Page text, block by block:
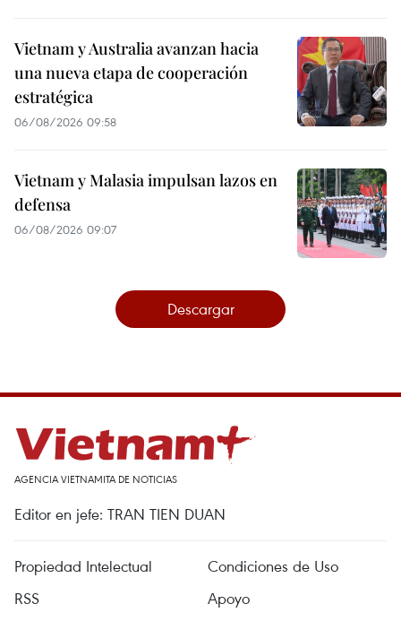
Vietnam y Australia avanzan hacia
una nueva etapa de cooperación
estratégica
06/08/2026 09:58
Vietnam y Malasia impulsan lazos en
defensa
06/08/2026 09:07
Descargar
AGENCIA VIETNAMITA DE NOTICIAS
Editor en jefe: TRAN TIEN DUAN
Propiedad Intelectual
Condiciones de Uso
RSS
Apoyo